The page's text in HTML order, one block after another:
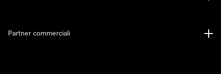
Partner commerciali